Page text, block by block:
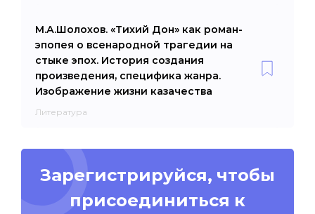
М.А.Шолохов. «Тихий Дон» как роман-
эпопея о всенародной трагедии на
стыке эпох. История создания
произведения, специфика жанра.
Изображение жизни казачества
Литература
Зарегистрируйся, чтобы
присоединиться к